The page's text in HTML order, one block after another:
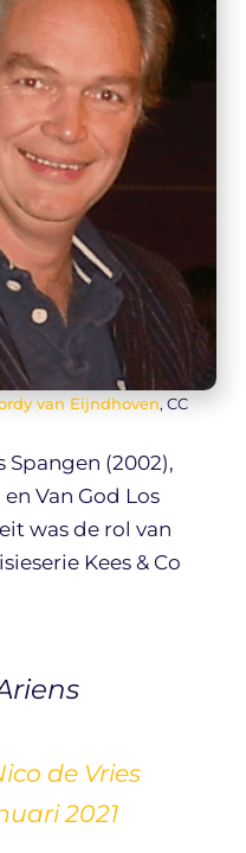
van Eijndhoven, CC
Spangen (2002),
Van God Los
was de rol van
Kees & Co
de Vries
2021